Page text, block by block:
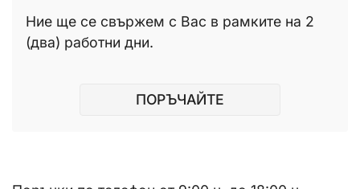
Ние ще се свържем с Вас в рамките на 2
(два) работни дни.
ПОРЪЧАЙТЕ